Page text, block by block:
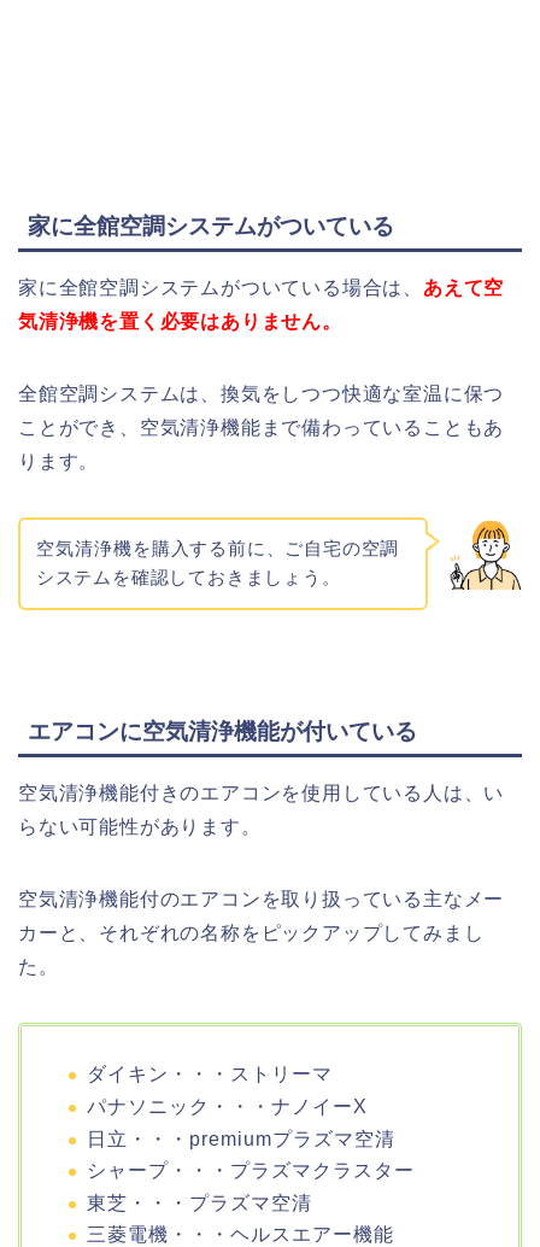
家に全館空調システムがついている
家に全館空調システムがついている場合は、 あえて空
気清浄機を置く必要はありません。
全館空調システムは、換気をしつつ快適な室温に保つ
ことができ、空気清浄機能まで備わっていることもあ
ります。
空気清浄機を購入する前に、ご自宅の空調
システムを確認しておきましょう。
エアコンに空気清浄機能が付いている
空気清浄機能付きのエアコンを使用している人は、い
らない可能性があります。
空気清浄機能付のエアコンを取り扱っている主なメー
カーと、それぞれの名称をピックアップしてみまし
た。
ダイキン・・・ストリーマ
パナソニック・・・ナノイーX
日立・・・premiumプラズマ空清
シャープ・・・プラズマクラスター
東芝・・・プラズマ空清
三菱電機・・・ヘルスエアー機能